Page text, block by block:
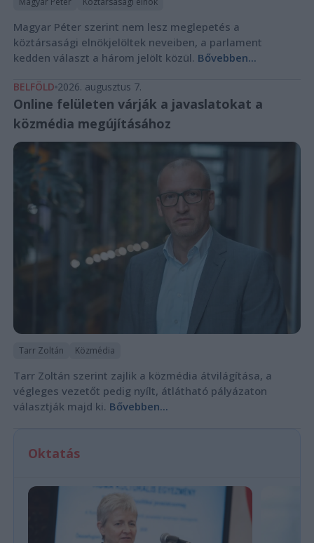
Magyar Péter szerint nem lesz meglepetés a
köztársasági elnökjelöltek neveiben, a parlament
kedden választ a három jelölt közül. Bővebben...
BELFÖLD 2026. augusztus 7.
Online felületen várják a javaslatokat a
közmédia megújításához
Tarr Zoltán Közmédia
Tarr Zoltán szerint zajlik a közmédia átvilágítása, a
végleges vezetőt pedig nyílt, átlátható pályázaton
választják majd ki. Bővebben...
Oktatás